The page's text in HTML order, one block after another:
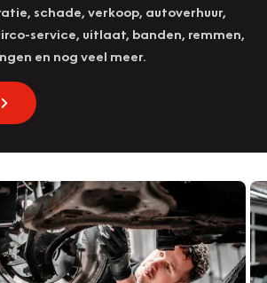
schade, verkoop, autoverhuur,
service, uitlaat, banden, remmen,
en nog veel meer.